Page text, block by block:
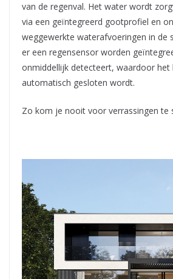
van de regenval. Het water wordt
via een geïntegreerd gootprofiel en
weggewerkte waterafvoeringen in de
er een regensensor worden
onmiddellijk detecteert, waardoor het
automatisch gesloten wordt.
Zo kom je nooit voor verrassingen te